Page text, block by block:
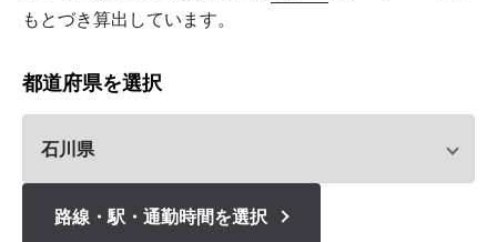
もとづき算出しています。
都道府県を選択
路線・駅・通勤時間を選択